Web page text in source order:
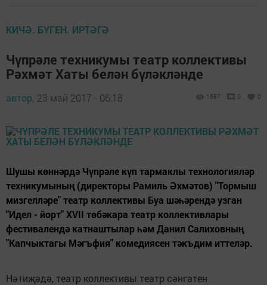
КИЧӘ. БҮГЕН. ИРТӘГӘ
Чүпрәле техникумы театр коллективы
Рәхмәт Хаты белән бүләкләнде
автор, 23 май 2017 - 06:18 1587 0 0
Шушы көннәрдә Чүпрәле күп тармаклы технологияләр
техникумының (директоры Рамиль Әхмәтов) "Тормыш
мизгелләре" театр коллективы Буа шәһәрендә узган
"Идел - йорт" XVII төбәкара театр коллективлары
фестивалендә катнаштылар һәм Данил Салиховның
"Капчыктагы Мәгъфия" комедиясен тәкъдим иттеләр.
Нәтиҗәдә, театр коллективы театр сәнгатен